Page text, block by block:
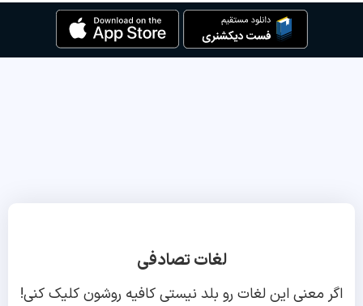
لغات تصادفی
اگر معنی این لغات رو بلد نیستی کافیه روشون کلیک کنی!